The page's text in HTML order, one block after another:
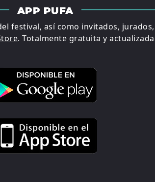
APP PUFA
festival, así como invitados,
. Totalmente gratuita y